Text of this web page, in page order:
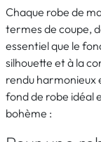
Chaque robe de
termes de coupe,
essentiel que le
silhouette et à la
rendu harmonieux
fond de robe idéal
bohème :